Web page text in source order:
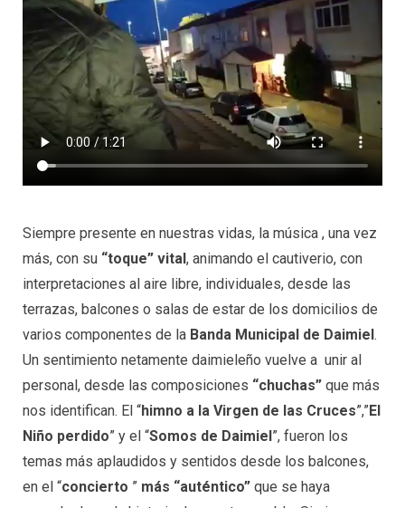
Siempre presente en nuestras vidas, la música , una vez
más, con su “toque” vital, animando el cautiverio, con
interpretaciones al aire libre, individuales, desde las
terrazas, balcones o salas de estar de los domicilios de
varios componentes de la Banda Municipal de Daimiel.
Un sentimiento netamente daimieleño vuelve a unir al
personal, desde las composiciones “chuchas” que más
nos identifican. El “himno a la Virgen de las Cruces”,”El
Niño perdido” y el “Somos de Daimiel”, fueron los
temas más aplaudidos y sentidos desde los balcones,
en el “concierto ” más “auténtico” que se haya